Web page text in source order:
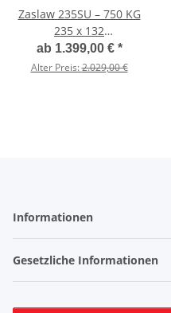
Zaslaw 235SU – 750 KG
235 x 132
Planeanhänger H 145
mit Kippfunktion - FULL
ab 1.399,00 € *
Alter Preis:2.029,00 €
Informationen
Gesetzliche Informationen